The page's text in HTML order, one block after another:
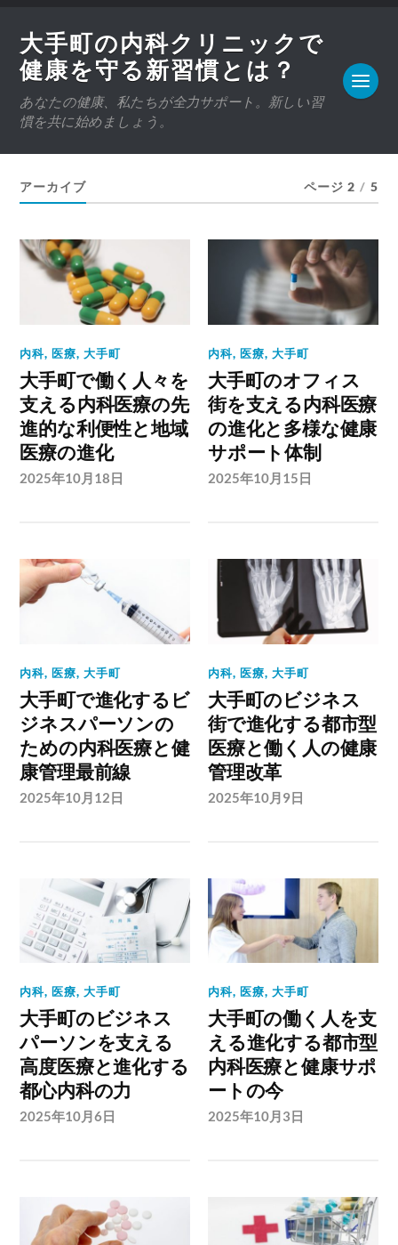
大手町の内科クリニックで
健康を守る新習慣とは？
あなたの健康、私たちが全力サポート。新しい習
慣を共に始めましょう。
アーカイブ ページ 2 / 5
内科, 医療,大手町
大手町で働く人々を
支える内科医療の先
進的な利便性と地域
医療の進化
2025年10月18日
内科, 医療,大手町
大手町のオフィス
街を支える内科医療
の進化と多様な健康
サポート体制
2025年10月15日
内科,医療,大手町
大手町で進化するビ
ジネスパーソンの
ための内科医療と健
康管理最前線
2025年10月12日
内科,医療,大手町
大手町のビジネス
街で進化する都市型
医療と働く人の健康
管理改革
2025年10月9日
内科, 医療,大手町
大手町のビジネス
パーソンを支える
高度医療と進化する
都心内科の力
2025年10月6日
内科, 医療,大手町
大手町の働く人を支
える進化する都市型
内科医療と健康サポ
ートの今
2025年10月3日